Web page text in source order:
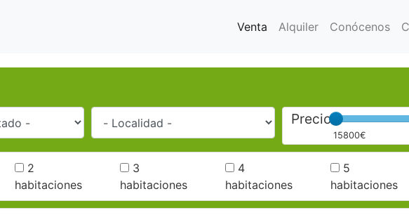
Venta Alquiler Conócenos
Precio
15800€
2
habitaciones
3
habitaciones
4
habitaciones
5
habitaciones